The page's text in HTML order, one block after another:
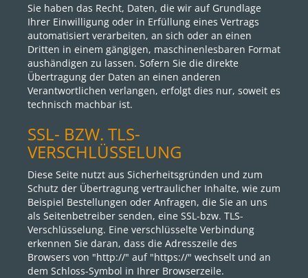
Sie haben das Recht, Daten, die wir auf Grundlage
Ihrer Einwilligung oder in Erfüllung eines Vertrags
automatisiert verarbeiten, an sich oder an einen
Dritten in einem gängigen, maschinenlesbaren Format
aushändigen zu lassen. Sofern Sie die direkte
Übertragung der Daten an einen anderen
Verantwortlichen verlangen, erfolgt dies nur, soweit es
technisch machbar ist.
SSL- BZW. TLS-
VERSCHLÜSSELUNG
Diese Seite nutzt aus Sicherheitsgründen und zum
Schutz der Übertragung vertraulicher Inhalte, wie zum
Beispiel Bestellungen oder Anfragen, die Sie an uns
als Seitenbetreiber senden, eine SSL-bzw. TLS-
Verschlüsselung. Eine verschlüsselte Verbindung
erkennen Sie daran, dass die Adresszeile des
Browsers von "http://" auf "https://" wechselt und an
dem Schloss-Symbol in Ihrer Browserzeile.